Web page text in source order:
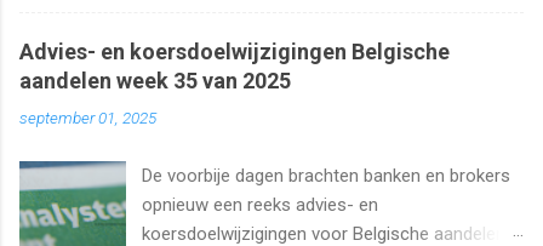
Advies- en koersdoelwijzigingen Belgische
aandelen week 35 van 2025
september 01, 2025
De voorbije dagen brachten banken en brokers
opnieuw een reeks advies- en
koersdoelwijzigingen voor Belgische aandelen.